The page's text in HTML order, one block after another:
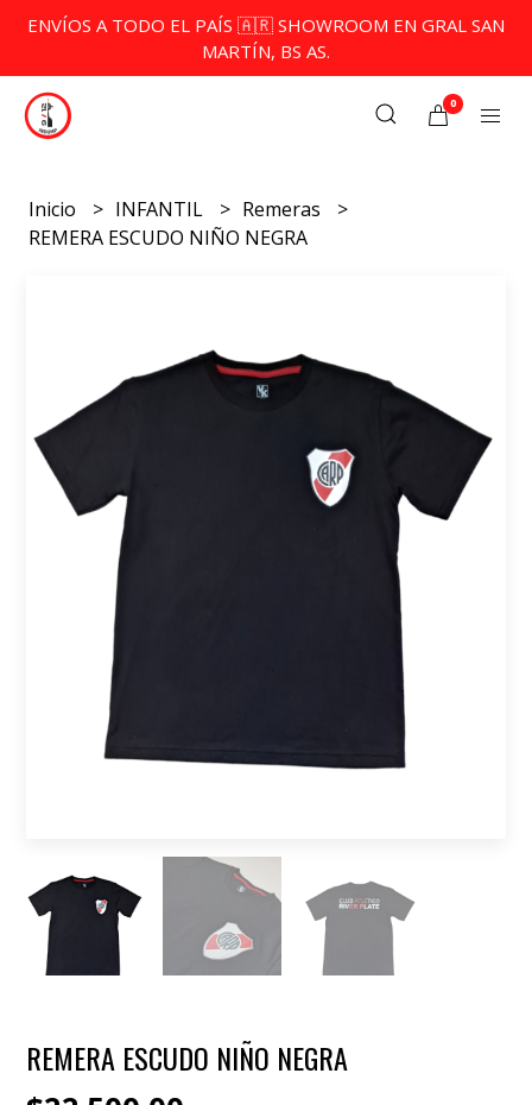
ENVÍOS A TODO EL PAÍS 🇦🇷 SHOWROOM EN GRAL SAN
MARTÍN, BS AS.
0
Inicio INFANTIL
Remeras
REMERA ESCUDO NIÑO NEGRA
REMERA ESCUDO NIÑO NEGRA